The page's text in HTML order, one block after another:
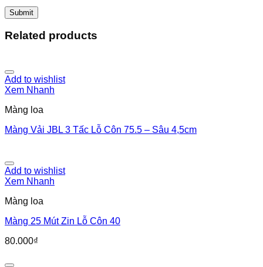
Related products
Add to wishlist
Xem Nhanh
Màng loa
Màng Vải JBL 3 Tấc Lỗ Côn 75.5 – Sâu 4,5cm
Add to wishlist
Xem Nhanh
Màng loa
Màng 25 Mút Zin Lỗ Côn 40
80.000₫